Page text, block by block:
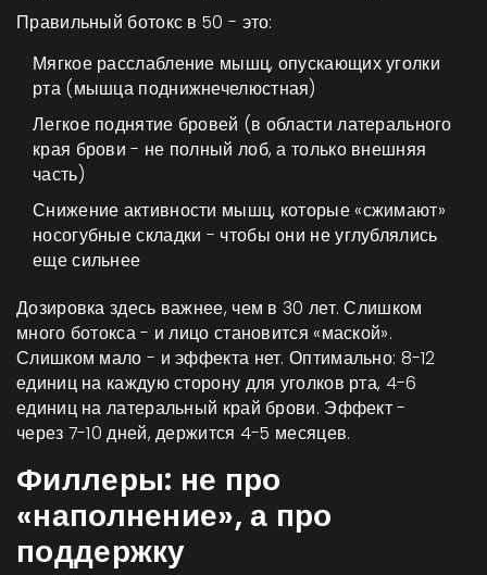
Правильный ботокс в 50 - это:
Мягкое расслабление мышц, опускающих уголки
рта (мышца поднижнечелюстная)
Легкое поднятие бровей (в области латерального
края брови - не полный лоб, а только внешняя
часть)
Снижение активности мышц, которые «сжимают»
носогубные складки - чтобы они не углублялись
еще сильнее
Дозировка здесь важнее, чем в 30 лет. Слишком
много ботокса - и лицо становится «маской».
Слишком мало - и эффекта нет. Оптимально: 8-12
единиц на каждую сторону для уголков рта, 4-6
единиц на латеральный край брови. Эффект -
через 7-10 дней, держится 4-5 месяцев.
Филлеры: не про
«наполнение», а про
поддержку